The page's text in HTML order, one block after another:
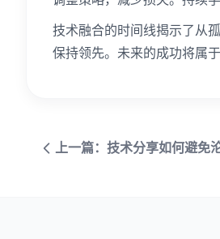
技术融合的时间线揭示了从
保持领先。未来的成功将属
上一篇：技术分享如何避免